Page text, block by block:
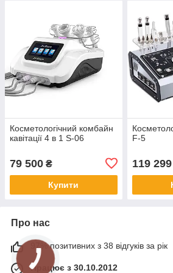
Косметологічний комбайн
кавітації 4 в 1 S-06
79 500 ₴
Купити
F-5
119 299
Про нас
97% позитивних з 38 відгуків за рік
Працює з 30.10.2012